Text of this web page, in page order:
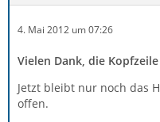
4. Mai 2012 um 07:26
Vielen Dank, die
Jetzt bleibt nur noch das
offen.